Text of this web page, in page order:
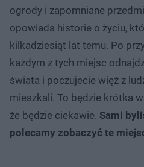
ogrody i zapomniane
opowiada historie o życiu,
kilkadziesiąt lat temu. Po
każdym z tych miejsc
świata i poczujecie więź z
mieszkali. To będzie krótka
że będzie ciekawie. Sami
polecamy zobaczyć te